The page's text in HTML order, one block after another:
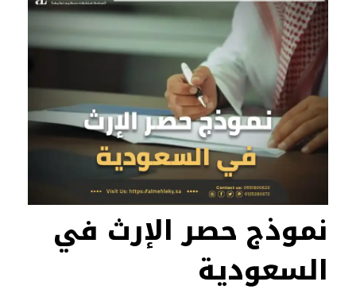
نموذج حصر الإرث في
السعودية